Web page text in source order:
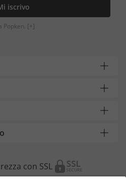
iscrivo
Popken. [+]
con SSL